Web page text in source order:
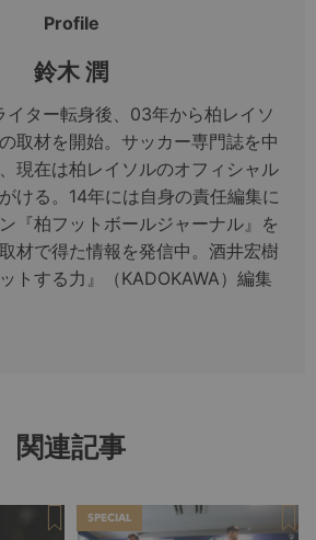
Profile
鈴木 潤
ター転身後、03年から柏レイソ
取材を開始。サッカー専門誌を中
現在は柏レイソルのオフィシャル
ける。14年には自身の責任編集に
『柏フットボールジャーナル』を
材で得た情報を発信中。酒井宏樹
トする力』（KADOKAWA）編集
関連記事
SPECIAL